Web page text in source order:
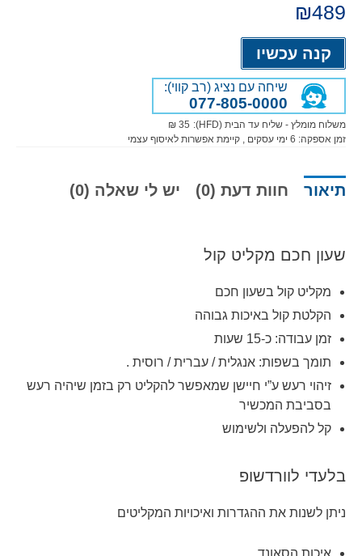
₪489
קנה עכשיו
שיחה עם נציג (רב קווי):
077-805-0000
משלוח מומלץ - שליח עד הבית (HFD):
35 ₪
זמן אספקה: 6 ימי עסקים , קיימת אפשרות לאיסוף עצמי
תיאור חוות דעת (0) יש לי שאלה (0)
שעון חכם מקליט קול
מקליט קול בשעון חכם
הקלטת קול באיכות גבוהה
זמן עבודה: כ-15 שעות
תומך בשפות: אנגלית / עברית / רוסית .
זיהוי רעש ע”י חיישן שמאפשר להקליט רק בזמן שיהיה רעש
בסביבת המכשיר
קל להפעלה ולשימוש
בלעדי לוורדשופ
ניתן לשנות את ההגדרות ואיכויות המקליטים
איכות הסאונד